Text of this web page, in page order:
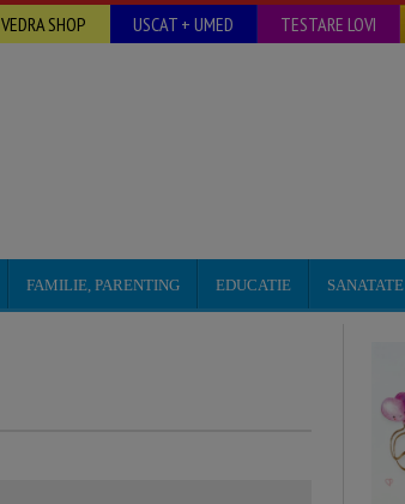
VEDRA SHOP USCAT + UMED TESTARE LOVI
FAMILIE, PARENTING EDUCATIE SANATATE